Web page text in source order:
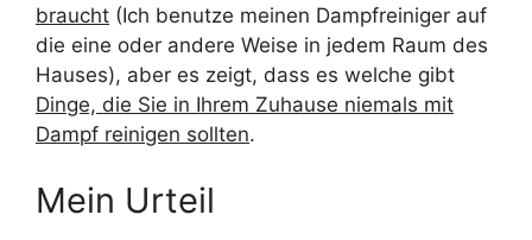
braucht (Ich benutze meinen Dampfreiniger auf
die eine oder andere Weise in jedem Raum des
Hauses), aber es zeigt, dass es welche gibt
Dinge, die Sie in Ihrem Zuhause niemals mit
Dampf reinigen sollten.
Mein Urteil